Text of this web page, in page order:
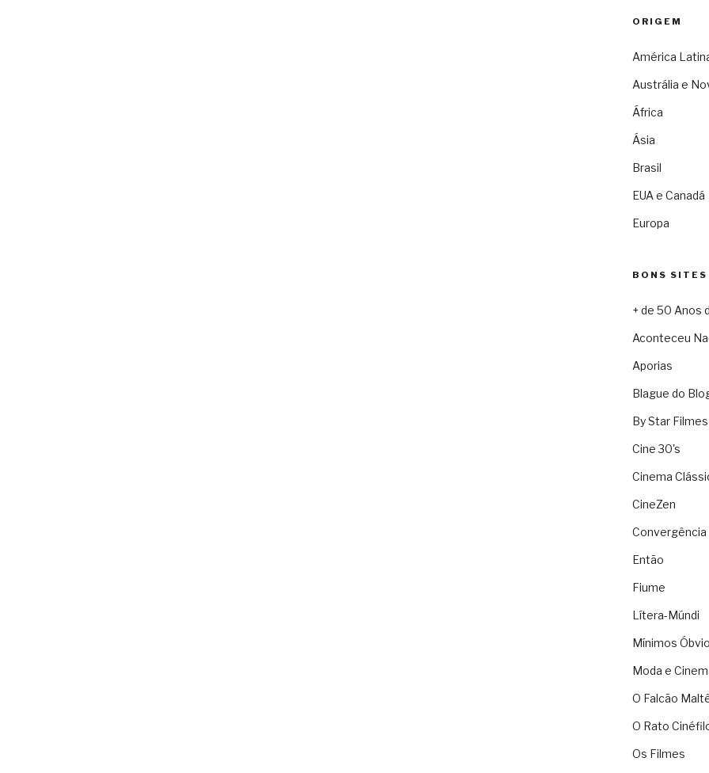
ORIGEM
América
Austrália e
África
Ásia
Brasil
EUA e Canadá
Europa
BONS SITES
+ de 50 Anos
Aconteceu
Aporias
Blague do
By Star Filmes
Cine 30's
Cinema
CineZen
Convergência
Então
Fiume
Lítera-Múndi
Mínimos
Moda e
O Falcão
O Rato
Os Filmes